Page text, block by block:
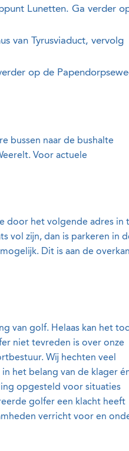
Lunetten. Ga verder
van Tyrusviaduct, vervolg
op de
bussen naar de bushalte
Voor actuele
door het volgende adres in
vol zijn, dan is parkeren in
Dit is aan de
van golf. Helaas kan het
niet tevreden is over onze
Wij hechten veel
het belang van de klager
opgesteld voor situaties
golfer een klacht heeft
verricht voor en